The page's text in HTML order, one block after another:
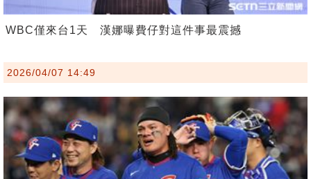
WBC僅來台1天 漢娜曝費仔對這件事最震撼
2026/04/07 14:49